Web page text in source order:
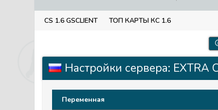
CS 1.6 GSCLIENT ТОП КАРТЫ КС 1.6
Настройки сервера: EXTRA
Переменная